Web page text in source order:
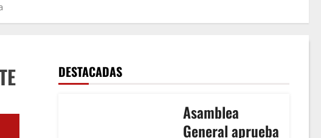
DESTACADAS
Asamblea
General aprueba